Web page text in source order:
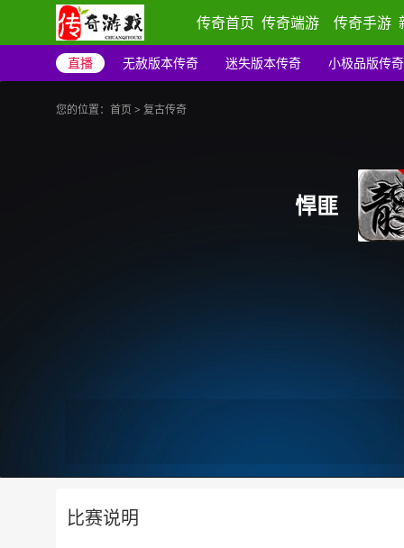
传奇首页 传奇端游 传奇手游
直播 无赦版本传奇 迷失版本传奇 小极品版传奇
您的位置： 首页 > 复古传奇
悍匪
比赛说明